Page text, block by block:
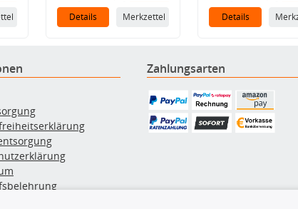
Details Merkzettel Details
Zahlungsarten